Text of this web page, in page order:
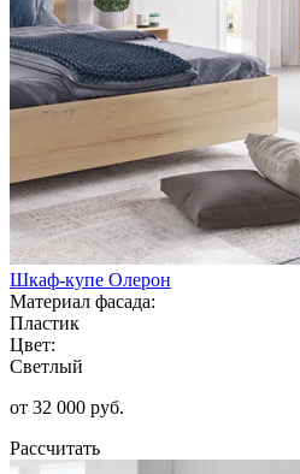
Шкаф-купе Олерон
Материал фасада:
Пластик
Цвет:
Светлый
от 32 000 руб.
Рассчитать